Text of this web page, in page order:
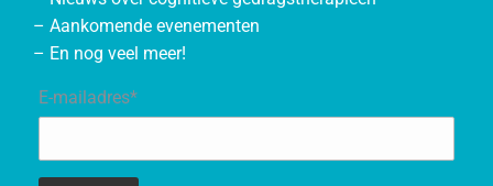
– Aankomende evenementen
– En nog veel meer!
E-mailadres*